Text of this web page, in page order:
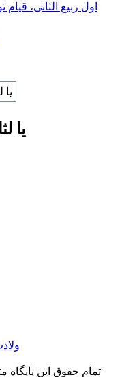
اول ربیع الثانی،
یا
تمام حقوق این